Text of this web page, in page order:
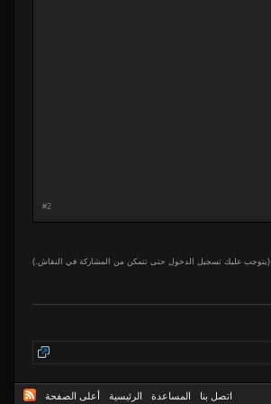
#2
(يتوجب عليك تسجيل الدخول حتى تتمكن من المشاركة في النقاش.)
اتصل بنا المساعدة الرئيسية أعلى الصفحة